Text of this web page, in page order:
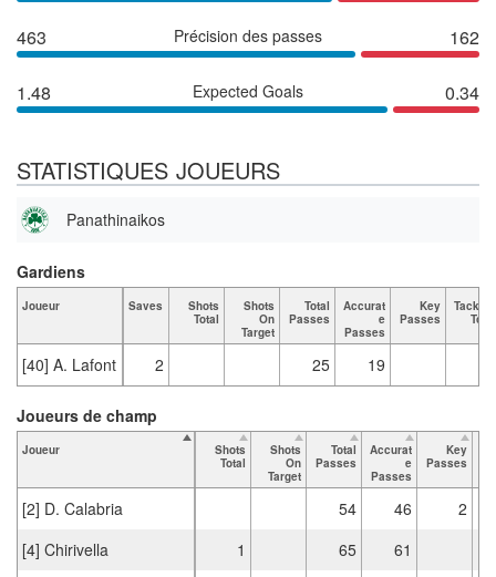
463 Précision des passes 162
1.48 Expected Goals 0.34
STATISTIQUES JOUEURS
Panathinaikos
Joueur Saves
Shots
Total
Shots
On
Target
Total
Passes
Accurat
e
Passes
Key
Passes
Tackles
Total
[40] A. Lafont 2 25 19
Gardiens
Joueur
Shots
Total
Shots
On
Target
Total
Passes
Accurat
e
Passes
Key
Passes
[2] D. Calabria 54 46
2
[4] Chirivella
1 65
61
Joueurs de champ